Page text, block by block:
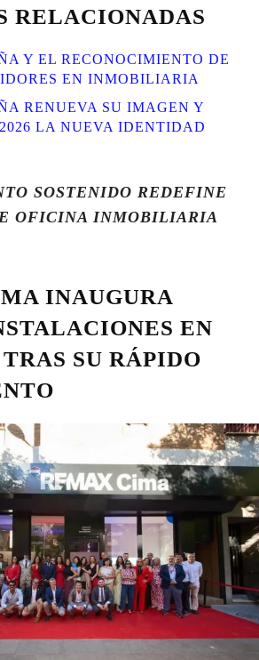
RELACIONADAS
Y EL RECONOCIMIENTO DE
EN INMOBILIARIA
RENUEVA SU IMAGEN Y
LA NUEVA IDENTIDAD
SOSTENIDO REDEFINE
OFICINA INMOBILIARIA
INAUGURA
EN
SU RÁPIDO